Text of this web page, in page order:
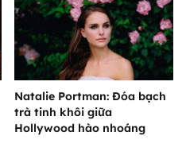
Natalie Portman: Đóa bạch
trà tinh khôi giữa
Hollywood hào nhoáng